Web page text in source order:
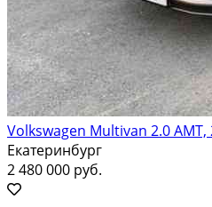
Volkswagen Multivan 2.0 AMT,
Екатеринбург
2 480 000 руб.